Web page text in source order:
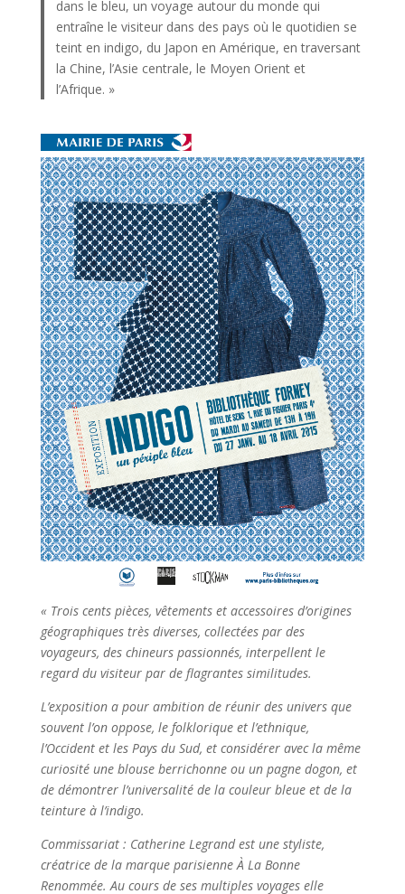
dans le bleu, un voyage autour du monde qui
entraîne le visiteur dans des pays où le quotidien se
teint en indigo, du Japon en Amérique, en traversant
la Chine, l’Asie centrale, le Moyen Orient et
l’Afrique. »
« Trois cents pièces, vêtements et accessoires d’origines
géographiques très diverses, collectées par des
voyageurs, des chineurs passionnés, interpellent le
regard du visiteur par de flagrantes similitudes.
L’exposition a pour ambition de réunir des univers que
souvent l’on oppose, le folklorique et l’ethnique,
l’Occident et les Pays du Sud, et considérer avec la même
curiosité une blouse berrichonne ou un pagne dogon, et
de démontrer l’universalité de la couleur bleue et de la
teinture à l’indigo.
Commissariat : Catherine Legrand est une styliste,
créatrice de la marque parisienne À La Bonne
Renommée. Au cours de ses multiples voyages elle